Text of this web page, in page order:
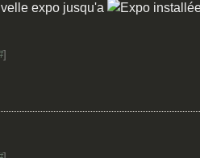
expo jusqu'a
]